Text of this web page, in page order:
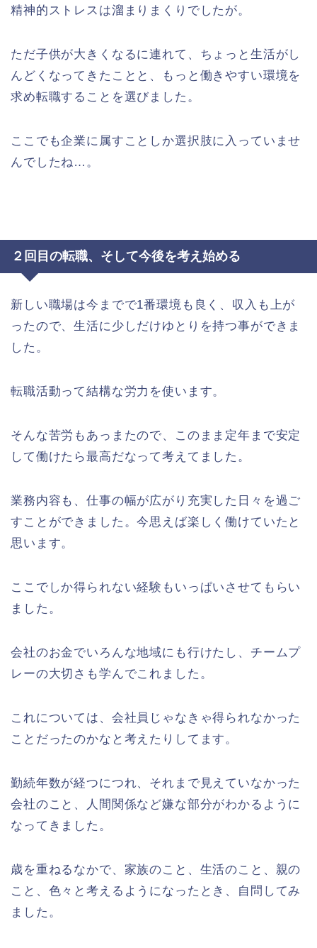
精神的ストレスは溜まりまくりでしたが。
ただ子供が大きくなるに連れて、ちょっと生活がし
んどくなってきたことと、もっと働きやすい環境を
求め転職することを選びました。
ここでも企業に属すことしか選択肢に入っていませ
んでしたね…。
２回目の転職、そして今後を考え始める
新しい職場は今までで1番環境も良く、収入も上が
ったので、生活に少しだけゆとりを持つ事ができま
した。
転職活動って結構な労力を使います。
そんな苦労もあっまたので、このまま定年まで安定
して働けたら最高だなって考えてました。
業務内容も、仕事の幅が広がり充実した日々を過ご
すことができました。今思えば楽しく働けていたと
思います。
ここでしか得られない経験もいっぱいさせてもらい
ました。
会社のお金でいろんな地域にも行けたし、チームプ
レーの大切さも学んでこれました。
これについては、会社員じゃなきゃ得られなかった
ことだったのかなと考えたりしてます。
勤続年数が経つにつれ、それまで見えていなかった
会社のこと、人間関係など嫌な部分がわかるように
なってきました。
歳を重ねるなかで、家族のこと、生活のこと、親の
こと、色々と考えるようになったとき、自問してみ
ました。